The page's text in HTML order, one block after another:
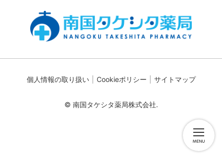
個人情報の取り扱い Cookieポリシー サイトマップ
© 南国タケシタ薬局株式会社.